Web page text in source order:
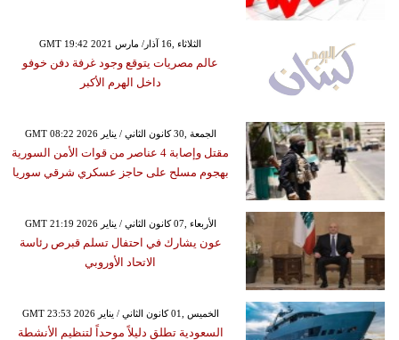
GMT 19:42 2021 الثلاثاء ,16 آذار/ مارس
عالم مصريات يتوقع وجود غرفة دفن خوفو
داخل الهرم الأكبر
GMT 08:22 2026 الجمعة ,30 كانون الثاني / يناير
مقتل وإصابة 4 عناصر من قوات الأمن السورية
بهجوم مسلح على حاجز عسكري شرقي سوريا
GMT 21:19 2026 الأربعاء ,07 كانون الثاني / يناير
عون يشارك في احتفال تسلم قبرص رئاسة
الاتحاد الأوروبي
GMT 23:53 2026 الخميس ,01 كانون الثاني / يناير
السعودية تطلق دليلاً موحداً لتنظيم الأنشطة